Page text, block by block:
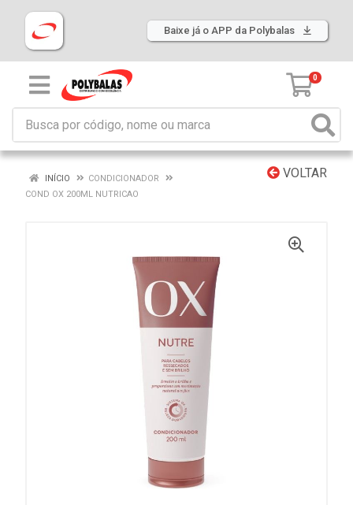
Baixe já o APP da Polybalas
0
VOLTAR
INÍCIO
CONDICIONADOR
COND OX 200ML NUTRICAO